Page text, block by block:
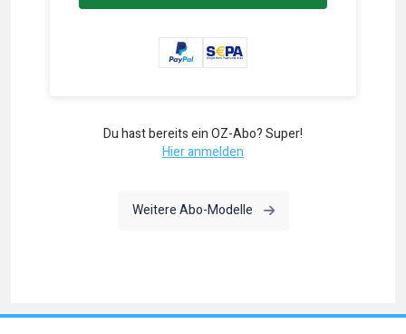
Du hast bereits ein OZ-Abo? Super!
Hier anmelden
Weitere Abo-Modelle